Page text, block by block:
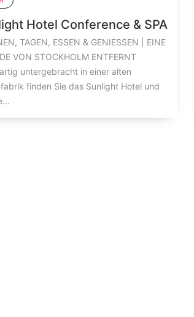
Hotel Conference & SPA
TAGEN, ESSEN & GENIESSEN | EINE
VON STOCKHOLM ENTFERNT
untergebracht in einer alten
finden Sie das Sunlight Hotel und